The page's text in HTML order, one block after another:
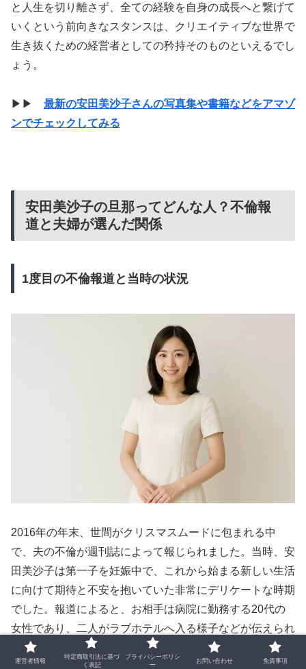
と人生を切り離さず、全ての経験を自身の成長へと繋げて
いくという前向きなスタンスは、クリエイティブな世界で
生き抜くための経営者としての矜持そのものといえるでし
ょう。
▶▶ 最新の安田美沙子さんの写真集や書籍などをアマゾ
ンでチェックしてみる
安田美沙子の旦那ってどんな人？不倫報
道と夫婦が選んだ関係
1度目の不倫報道と当時の状況
2016年の年末、世間がクリスマスムードに包まれる中
で、夫の不倫が週刊誌によって報じられました。当時、安
田美沙子は第一子を妊娠中で、これから始まる新しい生活
に向けて期待と不安を抱いていた非常にデリケートな時期
でした。報道によると、お相手は病院に勤務する20代の
女性であり、二人がラブホテルへ入る様子などが伝えられ
ました。
運営者情報
特定商取引法に基づ
く表記
プライバシーポリシ
ー
お問い合わせ 免責事項